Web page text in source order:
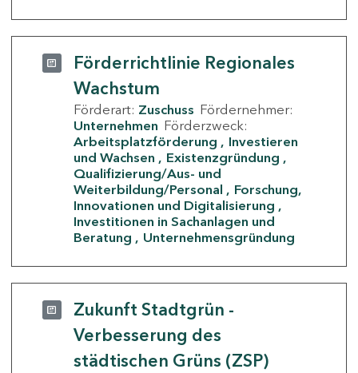
Förderrichtlinie Regionales
Wachstum
Förderart: Zuschuss Fördernehmer:
Unternehmen Förderzweck:
Arbeitsplatzförderung
Investieren
und Wachsen
Existenzgründung
Qualifizierung/Aus- und
Weiterbildung/Personal
Forschung,
Innovationen und Digitalisierung
Investitionen in Sachanlagen und
Beratung
Unternehmensgründung
Zukunft Stadtgrün -
Verbesserung des
städtischen Grüns (ZSP)